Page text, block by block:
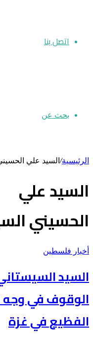
اتصل بنا
بحث عن
الرئيسية/ السيد علي
السيد علي
الحسيني
أخبار فلسطين
السيد
الوقوف في
الفظيع في غزة